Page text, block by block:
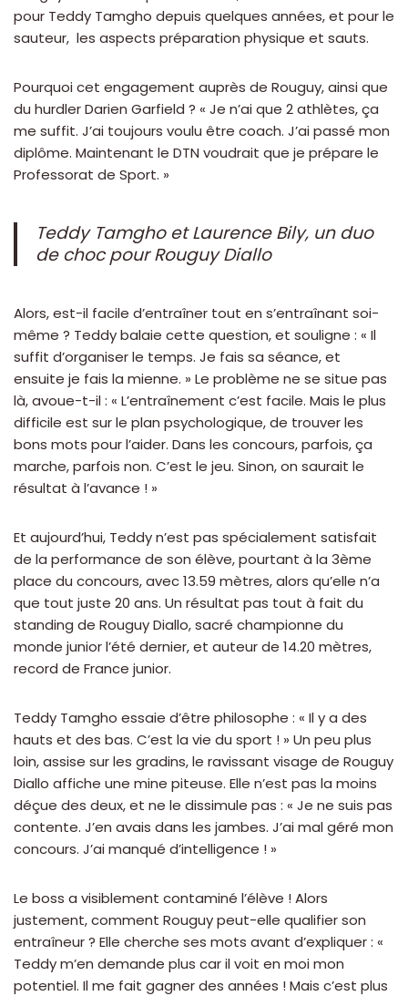
pour Teddy Tamgho depuis quelques années, et pour le
sauteur, les aspects préparation physique et sauts.
Pourquoi cet engagement auprès de Rouguy, ainsi que
du hurdler Darien Garfield ? « Je n’ai que 2 athlètes, ça
me suffit. J’ai toujours voulu être coach. J’ai passé mon
diplôme. Maintenant le DTN voudrait que je prépare le
Professorat de Sport. »
Teddy Tamgho et Laurence Bily, un duo
de choc pour Rouguy Diallo
Alors, est-il facile d’entraîner tout en s’entraînant soi-
même ? Teddy balaie cette question, et souligne : « Il
suffit d’organiser le temps. Je fais sa séance, et
ensuite je fais la mienne. » Le problème ne se situe pas
là, avoue-t-il : « L’entraînement c’est facile. Mais le plus
difficile est sur le plan psychologique, de trouver les
bons mots pour l’aider. Dans les concours, parfois, ça
marche, parfois non. C’est le jeu. Sinon, on saurait le
résultat à l’avance ! »
Et aujourd’hui, Teddy n’est pas spécialement satisfait
de la performance de son élève, pourtant à la 3ème
place du concours, avec 13.59 mètres, alors qu’elle n’a
que tout juste 20 ans. Un résultat pas tout à fait du
standing de Rouguy Diallo, sacré championne du
monde junior l’été dernier, et auteur de 14.20 mètres,
record de France junior.
Teddy Tamgho essaie d’être philosophe : « Il y a des
hauts et des bas. C’est la vie du sport ! » Un peu plus
loin, assise sur les gradins, le ravissant visage de Rouguy
Diallo affiche une mine piteuse. Elle n’est pas la moins
déçue des deux, et ne le dissimule pas : « Je ne suis pas
contente. J’en avais dans les jambes. J’ai mal géré mon
concours. J’ai manqué d’intelligence ! »
Le boss a visiblement contaminé l’élève ! Alors
justement, comment Rouguy peut-elle qualifier son
entraîneur ? Elle cherche ses mots avant d’expliquer : «
Teddy m’en demande plus car il voit en moi mon
potentiel. Il me fait gagner des années ! Mais c’est plus